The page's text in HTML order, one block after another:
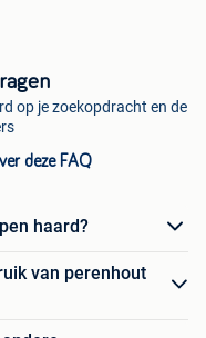
op je zoekopdracht en de
deze FAQ
haard?
van perenhout